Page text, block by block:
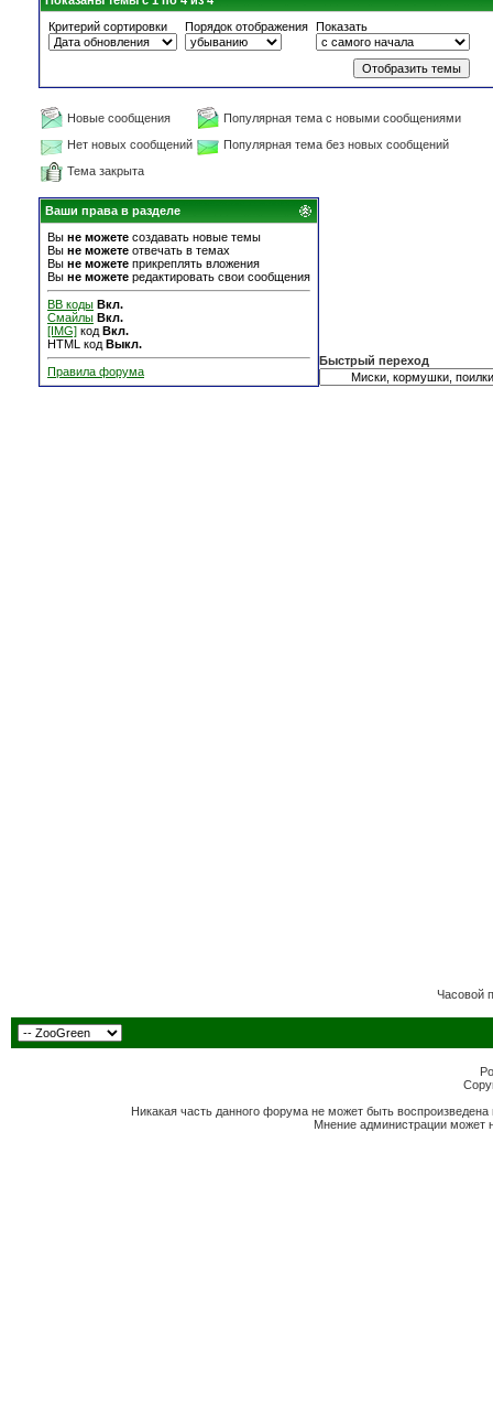
Критерий сортировки
Порядок отображения Показать
Новые сообщения
Популярная тема с новыми сообщениями
Нет новых сообщений
Популярная тема без новых сообщений
Тема закрыта
Ваши права в разделе
Вы не можете создавать новые темы
Вы не можете отвечать в темах
Вы не можете прикреплять вложения
Вы не можете редактировать свои сообщения
BB коды Вкл.
Смайлы Вкл.
[IMG] код Вкл.
HTML код Выкл.
Правила форума
Быстрый переход
Часовой
Никакая часть данного форума не может быть
Мнение администрации может